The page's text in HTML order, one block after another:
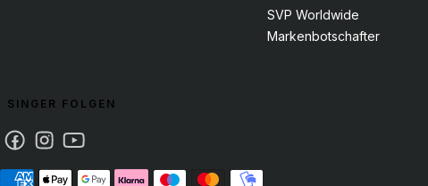
SINGER FOLGEN
Facebook
InstagramYoutube
SVP Worldwide
Markenbotschafter